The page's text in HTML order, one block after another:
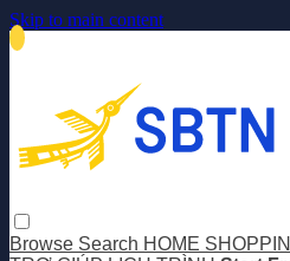
Skip to main content
Browse Search HOME